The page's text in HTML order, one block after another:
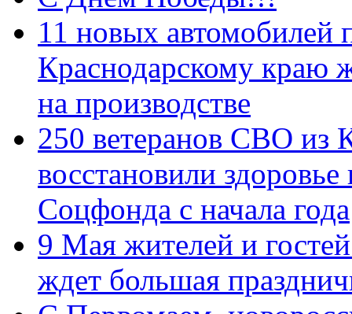
11 новых автомобилей
Краснодарскому краю
на производстве
250 ветеранов СВО из
восстановили
Соцфонда с начала года
9 Мая жителей и
ждет большая